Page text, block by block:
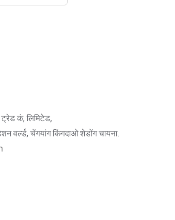
कं, लिमिटेड,
वर्ल्ड, चेंगयांग किंगदाओ शेडोंग चायना.